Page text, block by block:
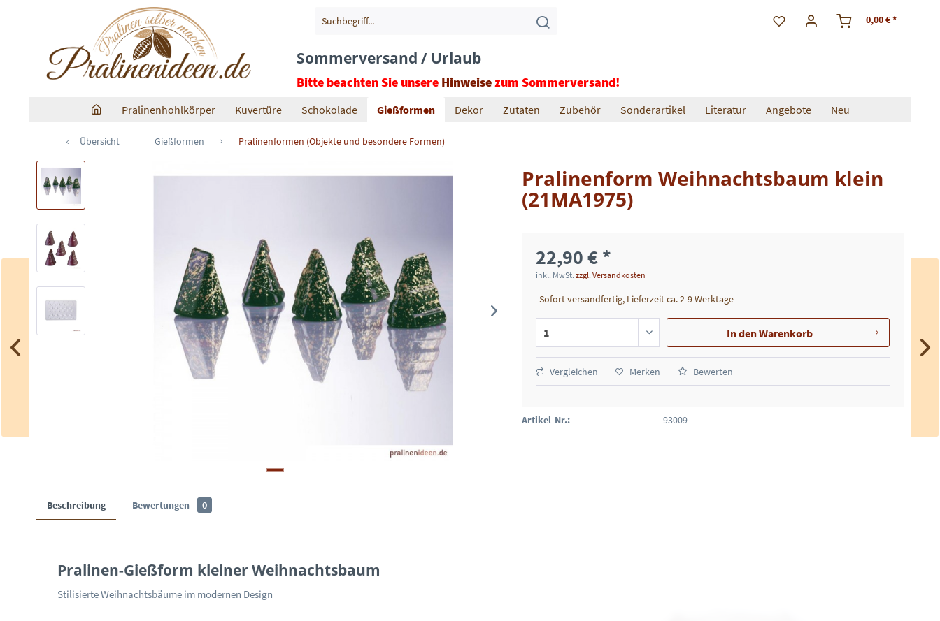
0,00 € *
Sommerversand / Urlaub
Bitte beachten Sie unsere Hinweisezum Sommerversand!
Pralinenhohlkörper Kuvertüre Schokolade Gießformen Dekor Zutaten Zubehör Sonderartikel Literatur Angebote Neu
Übersicht Gießformen Pralinenformen (Objekte und besondere Formen)
Pralinenform Weihnachtsbaum klein
(21MA1975)
22,90 € *
inkl. MwSt.zzgl. Versandkosten
Sofort versandfertig, Lieferzeit ca. 2-9 Werktage
In denWarenkorb
Vergleichen Merken Bewerten
Artikel-Nr.: 93009
Beschreibung Bewertungen 0
Pralinen-Gießform kleiner Weihnachtsbaum
Stilisierte Weihnachtsbäume im modernen Design